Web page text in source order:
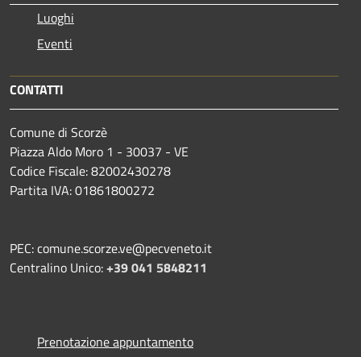
Luoghi
Eventi
CONTATTI
Comune di Scorzè
Piazza Aldo Moro 1 - 30037 - VE
Codice Fiscale: 82002430278
Partita IVA: 01861800272
PEC: comune.scorze.ve@pecveneto.it
Centralino Unico:+39 041 5848211
Prenotazione appuntamento